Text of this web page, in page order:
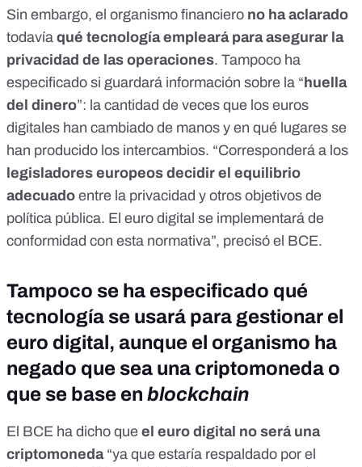
Sin embargo, el organismo financiero no ha aclarado
todavía qué tecnología empleará para asegurar la
privacidad de las operaciones. Tampoco ha
especificado si guardará información sobre la “ huella
del dinero”: la cantidad de veces que los euros
digitales han cambiado de manos y en qué lugares se
han producido los intercambios. “Corresponderá a los
legisladores europeos decidir el equilibrio
adecuado entre la privacidad y otros objetivos de
política pública. El euro digital se implementará de
conformidad con esta normativa”, precisó el BCE.
Tampoco se ha especificado qué
tecnología se usará para gestionar el
euro digital, aunque el organismo ha
negado que sea una criptomoneda o
que se base en blockchain
El BCE ha dicho que el euro digital no seráuna
criptomoneda “ya que estaría respaldado por el